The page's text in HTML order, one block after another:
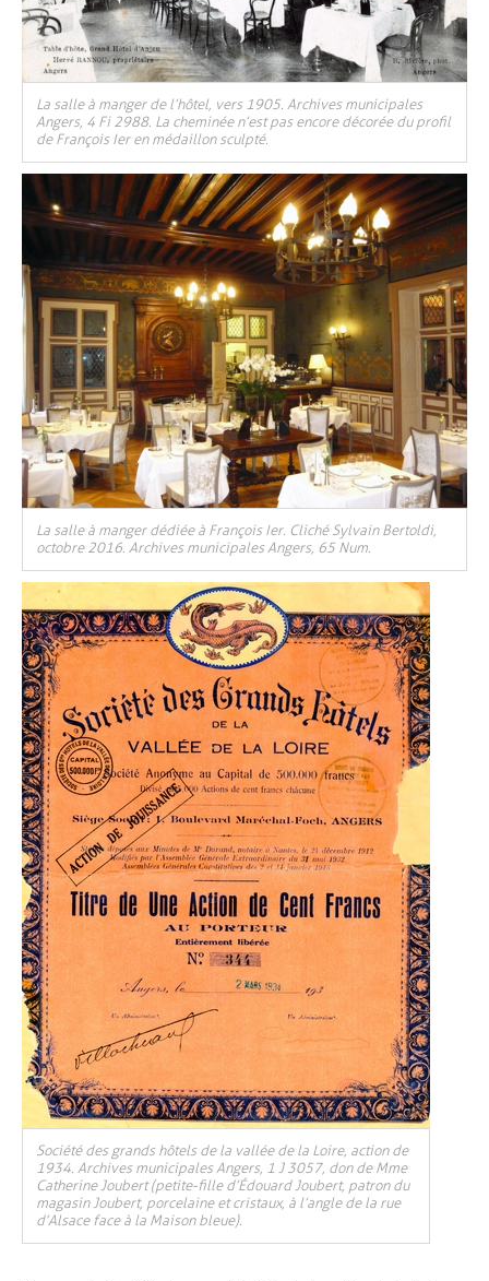
La salle à manger de l’hôtel, vers 1905. Archives municipales
Angers, 4 Fi 2988. La cheminée n’est pas encore décorée du profil
de François Ier en médaillon sculpté.
La salle à manger dédiée à François Ier. Cliché Sylvain Bertoldi,
octobre 2016. Archives municipales Angers, 65 Num.
Société des grands hôtels de la vallée de la Loire, action de
1934. Archives municipales Angers, 1 J 3057, don de Mme
Catherine Joubert (petite-fille d’Édouard Joubert, patron du
magasin Joubert, porcelaine et cristaux, à l’angle de la rue
d’Alsace face à la Maison bleue).